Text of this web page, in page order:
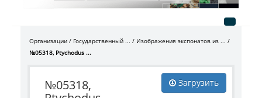
Организации Государственный ...
Изображения экспонатов из ...
№05318, Ptychodus ...
Загрузить
№05318,